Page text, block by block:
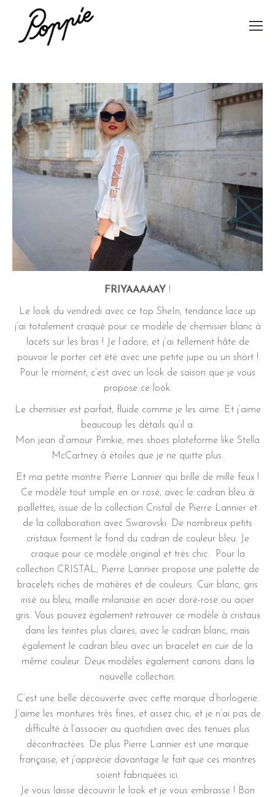
FRIYAAAAAY !
Le look du vendredi avec ce top SheIn, tendance lace up
j’ai totalement craqué pour ce modèle de chemisier blanc à
lacets sur les bras ! Je l’adore, et j’ai tellement hâte de
pouvoir le porter cet été avec une petite jupe ou un short !
Pour le moment, c’est avec un look de saison que je vous
propose ce look.
Le chemisier est parfait, fluide comme je les aime. Et j’aime
beaucoup les détails qu’il a.
Mon jean d’amour Pimkie, mes shoes plateforme like Stella
McCartney à étoiles que je ne quitte plus.
Et ma petite montre Pierre Lannier qui brille de mille feux !
Ce modèle tout simple en or rosé, avec le cadran bleu à
paillettes, issue de la collection Cristal de Pierre Lannier et
de la collaboration avec Swarovski. De nombreux petits
cristaux forment le fond du cadran de couleur bleu. Je
craque pour ce modèle original et très chic. Pour la
collection CRISTAL, Pierre Lannier propose une palette de
bracelets riches de matières et de couleurs. Cuir blanc, gris
irisé ou bleu, maille milanaise en acier doré-rose ou acier
gris. Vous pouvez également retrouver ce modèle à cristaux
dans les teintes plus claires, avec le cadran blanc, mais
également le cadran bleu avec un bracelet en cuir de la
même couleur. Deux modèles également canons dans la
nouvelle collection.
C’est une belle découverte avec cette marque d’horlogerie.
J’aime les montures très fines, et assez chic, et je n’ai pas de
difficulté à l’associer au quotidien avec des tenues plus
décontractées. De plus Pierre Lannier est une marque
française, et j’apprécie davantage le fait que ces montres
soient fabriquées ici.
Je vous laisse découvrir le look et je vous embrasse ! Bon